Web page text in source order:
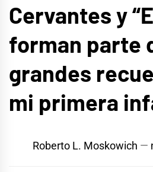
Cervantes y
forman parte
grandes
mi primera
Roberto L. Moskowich